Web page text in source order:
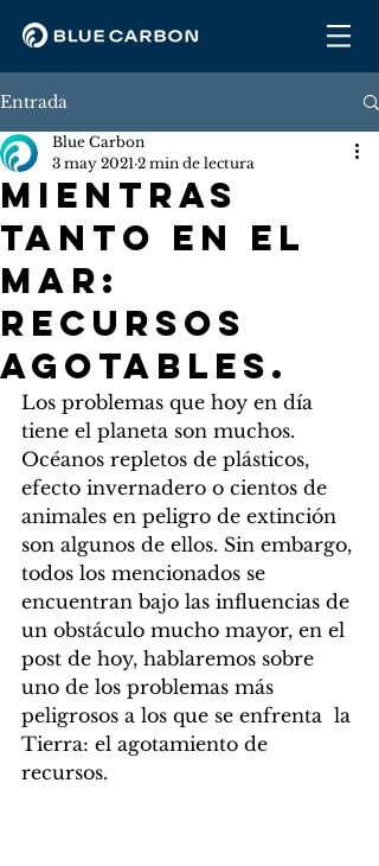
Entrada
MIENTRAS
TANTO EN EL
MAR:
RECURSOS
AGOTABLES.
Blue Carbon
3 may 2021 2 min de lectura
Los problemas que hoy en día
tiene el planeta son muchos.
Océanos repletos de plásticos,
efecto invernadero o cientos de
animales en peligro de extinción
son algunos de ellos. Sin embargo,
todos los mencionados se
encuentran bajo las influencias de
un obstáculo mucho mayor, en el
post de hoy, hablaremos sobre
uno de los problemas más
peligrosos a los que se enfrenta  la
Tierra: el agotamiento de
recursos.